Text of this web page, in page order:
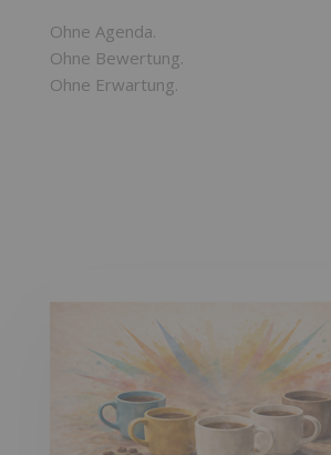
Ohne Agenda.
Ohne Bewertung.
Ohne Erwartung.